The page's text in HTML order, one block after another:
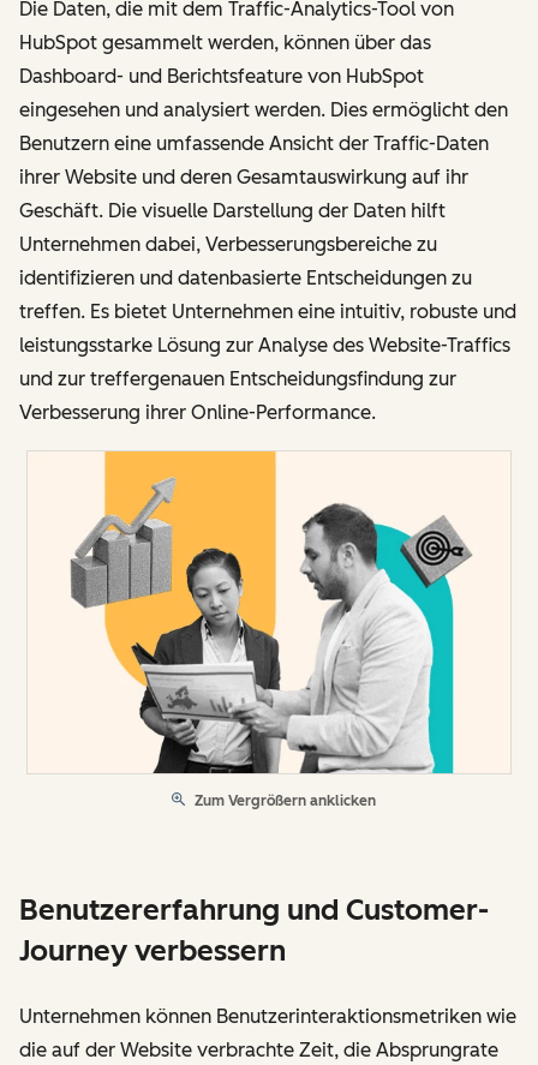
Die Daten, die mit dem Traffic-Analytics-Tool von
HubSpot gesammelt werden, können über das
Dashboard- und Berichtsfeature von HubSpot
eingesehen und analysiert werden. Dies ermöglicht den
Benutzern eine umfassende Ansicht der Traffic-Daten
ihrer Website und deren Gesamtauswirkung auf ihr
Geschäft. Die visuelle Darstellung der Daten hilft
Unternehmen dabei, Verbesserungsbereiche zu
identifizieren und datenbasierte Entscheidungen zu
treffen. Es bietet Unternehmen eine intuitiv, robuste und
leistungsstarke Lösung zur Analyse des Website-Traffics
und zur treffergenauen Entscheidungsfindung zur
Verbesserung ihrer Online-Performance.
Zum Vergrößern anklicken
Benutzererfahrung und Customer-
Journey verbessern
Unternehmen können Benutzerinteraktionsmetriken wie
die auf der Website verbrachte Zeit, die Absprungrate